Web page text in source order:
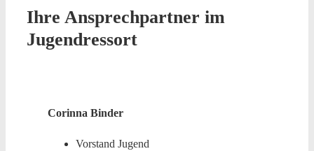
Ihre Ansprechpartner im
Jugendressort
Corinna Binder
Vorstand Jugend